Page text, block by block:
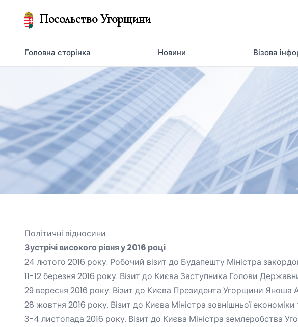
Посольство Угорщини
Головна сторінка Новини Візова
Політичні відносини
Зустрічі високого рівня у 2016 році
24 лютого 2016 року. Робочий візит до Будапешту Міністра
11-12 березня 2016 року. Візит до Києва Заступника Голови
29 вересня 2016 року. Візит до Києва Президента Угорщини
28 жовтня 2016 року. Візит до Києва Міністра зовнішньої
3-4 листопада 2016 року. Візит до Києва Міністра землеробства